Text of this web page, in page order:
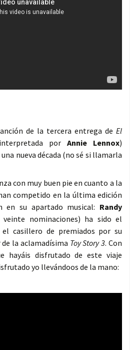
de la tercera entrega de El
porAnnie Lennox)
nueva década (no sé si llamarla
con muy buen pie en cuanto a la
competido en la última edición
en su apartado musical: Randy
nominaciones) ha sido el
el casillero de premiados por su
de la aclamadísima Toy Story 3. Con
hayáis disfrutado de este viaje
yo llevándoos de la mano: